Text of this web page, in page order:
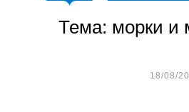
Тема: морки и
18/08/